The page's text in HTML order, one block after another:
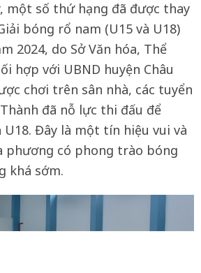
một số thứ hạng đã được thay
bóng rổ nam (U15 và U18)
2024, do Sở Văn hóa, Thể
hợp với UBND huyện Châu
chơi trên sân nhà, các tuyển
đã nỗ lực thi đấu để
U18. Đây là một tín hiệu vui và
phương có phong trào bóng
khá sớm.